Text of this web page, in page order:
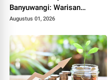
Banyuwangi: Warisan
Blambangan yang Tetap
Augustus 01, 2026